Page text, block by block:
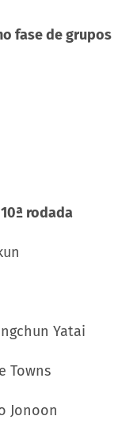
fase de grupos
rodada
Yatai
Towns
Jonoon